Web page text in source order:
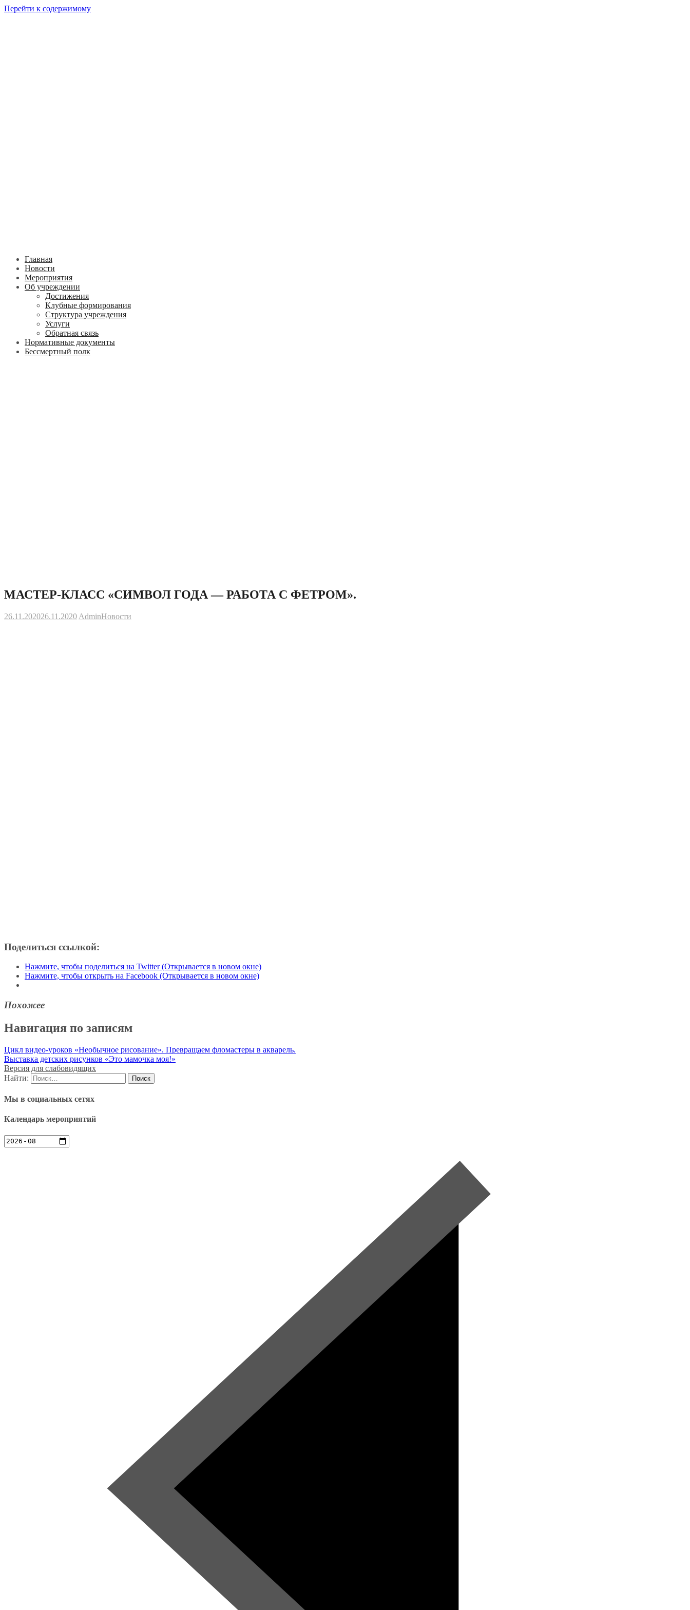
Перейти к содержимому
Главная
Новости
Мероприятия
Об учреждении
Достижения
Клубные формирования
Структура учреждения
Услуги
Обратная связь
Нормативные документы
Бессмертный полк
МАСТЕР-КЛАСС «СИМВОЛ ГОДА — РАБОТА С ФЕТРОМ».
26.11.202026.11.2020 AdminНовости
Поделиться ссылкой:
Нажмите, чтобы поделиться на Twitter (Открывается в новом окне)
Нажмите, чтобы открыть на Facebook (Открывается в новом окне)
Похожее
Навигация по записям
Цикл видео-уроков «Необычное рисование». Превращаем фломастеры в акварель.
Выставка детских рисунков «Это мамочка моя!»
Версия для слабовидящих
Найти:
Мы в социальных сетях
Календарь мероприятий